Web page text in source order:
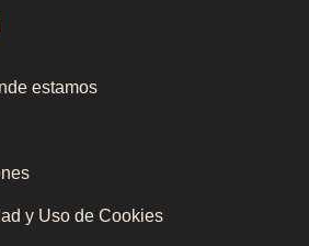
estamos
y Uso de Cookies